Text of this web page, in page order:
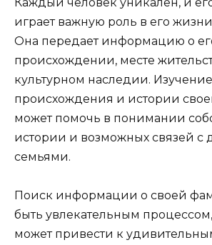
играет важную роль в его
Она передает информацию о
происхождении, месте
культурном наследии. Изучение
происхождения и истории
может помочь в понимании
истории и возможных связей с
семьями.
Поиск информации о своей
быть увлекательным
может привести к